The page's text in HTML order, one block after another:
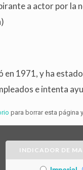
a actor por la
en 1971, y ha
e intenta
para borrar esta página
INDICADOR DE